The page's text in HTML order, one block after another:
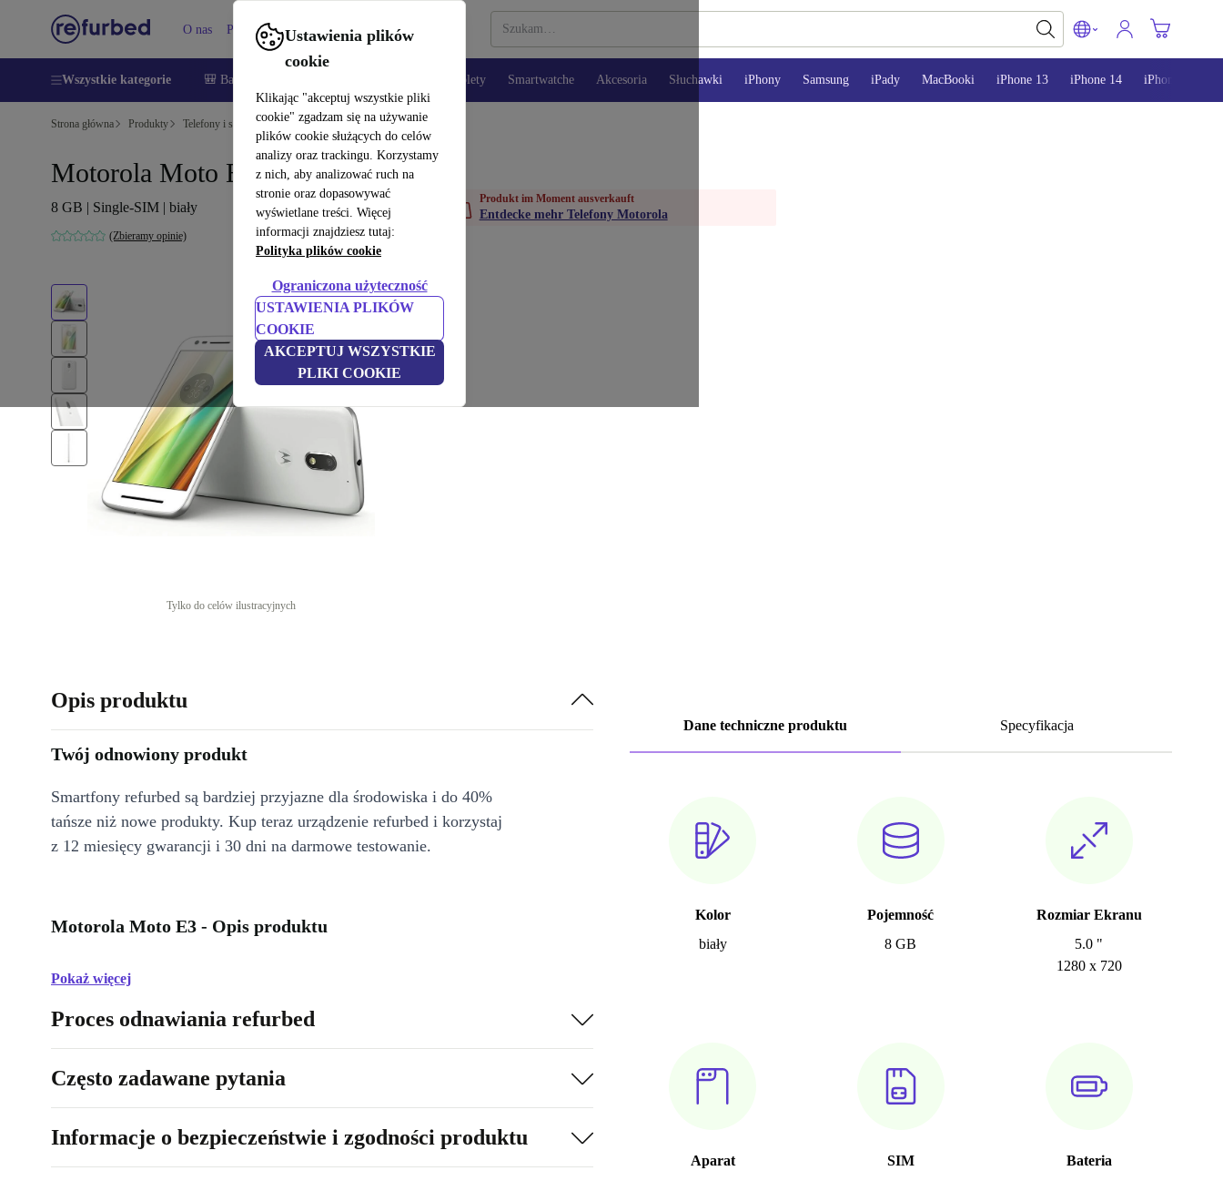
Ustawienia plików
cookie
Klikając "akceptuj wszystkie pliki
cookie" zgadzam się na używanie
plików cookie służących do celów
analizy oraz trackingu. Korzystamy
z nich, aby analizować ruch na
stronie oraz dopasowywać
wyświetlane treści. Więcej
informacji znajdziesz tutaj:
Polityka plików cookie
Ograniczona użyteczność
USTAWIENIA PLIKÓW
COOKIE
AKCEPTUJ WSZYSTKIE
PLIKI COOKIE
O nas Pomoc
Wszystkie kategorie 🎒 Back to school Tablety Smartwatche Akcesoria Słuchawki iPhony Samsung iPady MacBooki iPhone 13 iPhone 14 iPhone 15
Strona główna Produkty Telefony i smartfony Telefony Motorola
Motorola Moto E3
8 GB | Single-SIM | biały
(Zbieramy opinie)
Tylko do celów ilustracyjnych
Produkt im Moment ausverkauft
Entdecke mehr Telefony Motorola
Dane techniczne produktu Specyfikacja
Kolor
biały
Pojemność
8 GB
Rozmiar Ekranu
5.0 "
1280 x 720
Aparat
SIM
Bateria
Opis produktu
Twój odnowiony produkt
Smartfony refurbed są bardziej przyjazne dla środowiska i do 40%
tańsze niż nowe produkty. Kup teraz urządzenie refurbed i korzystaj
z 12 miesięcy gwarancji i 30 dni na darmowe testowanie.
Motorola Moto E3 - Opis produktu
Pokaż więcej
Proces odnawiania refurbed
Często zadawane pytania
Informacje o bezpieczeństwie i zgodności produktu